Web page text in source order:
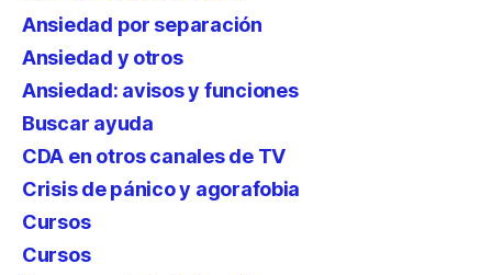
Ansiedad por separación
Ansiedad y otros
Ansiedad: avisos y funciones
Buscar ayuda
CDA en otros canales de TV
Crisis de pánico y agorafobia
Cursos
Cursos